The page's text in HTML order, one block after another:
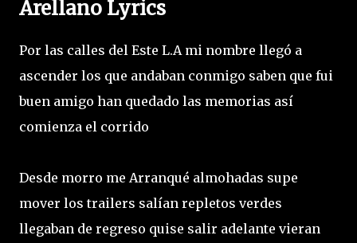
Arellano Lyrics
Por las calles del Este L.A mi nombre llegó a
ascender los que andaban conmigo saben que fui
buen amigo han quedado las memorias así
comienza el corrido
Desde morro me Arranqué almohadas supe
mover los trailers salían repletos verdes
llegaban de regreso quise salir adelante vieran